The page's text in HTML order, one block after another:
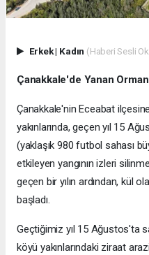
Erkek| Kadın (Haberi Sesli
Çanakkale'de Yanan
Çanakkale'nin Eceabat
yakınlarında, geçen yıl 15
(yaklaşık 980 futbol sahası
etkileyen yangının izleri
geçen bir yılın ardından, kül
başladı.
Geçtiğimiz yıl 15 Ağustos'ta
köyü yakınlarındaki ziraat